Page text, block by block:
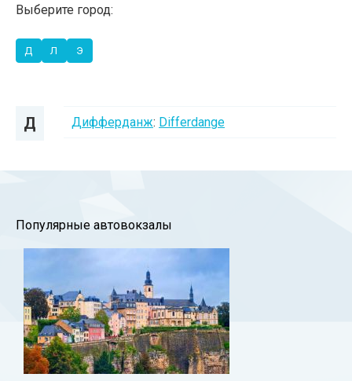
Выберите город:
Д Л Э
Д Дифферданж: Differdange
Популярные автовокзалы